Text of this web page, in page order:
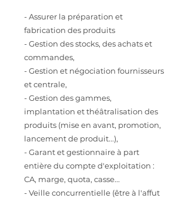
- Assurer la préparation et
fabrication des produits
- Gestion des stocks, des achats et
commandes,
- Gestion et négociation fournisseurs
et centrale,
- Gestion des gammes,
implantation et théâtralisation des
produits (mise en avant, promotion,
lancement de produit...),
- Garant et gestionnaire à part
entière du compte d'exploitation :
CA, marge, quota, casse...
- Veille concurrentielle (être à l'affut